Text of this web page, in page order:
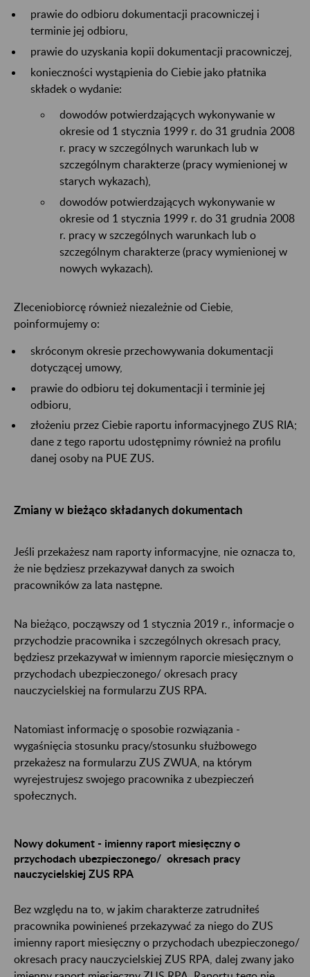
prawie do odbioru dokumentacji pracowniczej i
terminie jej odbioru,
prawie do uzyskania kopii dokumentacji pracowniczej,
konieczności wystąpienia do Ciebie jako płatnika
składek o wydanie:
dowodów potwierdzających wykonywanie w
okresie od 1 stycznia 1999 r. do 31 grudnia 2008
r. pracy w szczególnych warunkach lub w
szczególnym charakterze (pracy wymienionej w
starych wykazach),
dowodów potwierdzających wykonywanie w
okresie od 1 stycznia 1999 r. do 31 grudnia 2008
r. pracy w szczególnych warunkach lub o
szczególnym charakterze (pracy wymienionej w
nowych wykazach).
Zleceniobiorcę również niezależnie od Ciebie,
poinformujemy o:
skróconym okresie przechowywania dokumentacji
dotyczącej umowy,
prawie do odbioru tej dokumentacji i terminie jej
odbioru,
złożeniu przez Ciebie raportu informacyjnego ZUS RIA;
dane z tego raportu udostępnimy również na profilu
danej osoby na PUE ZUS.
Zmiany w bieżąco składanych dokumentach
Jeśli przekażesz nam raporty informacyjne, nie oznacza to,
że nie będziesz przekazywał danych za swoich
pracowników za lata następne.
Na bieżąco, począwszy od 1 stycznia 2019 r., informacje o
przychodzie pracownika i szczególnych okresach pracy,
będziesz przekazywał w imiennym raporcie miesięcznym o
przychodach ubezpieczonego/ okresach pracy
nauczycielskiej na formularzu ZUS RPA.
Natomiast informację o sposobie rozwiązania -
wygaśnięcia stosunku pracy/stosunku służbowego
przekażesz na formularzu ZUS ZWUA, na którym
wyrejestrujesz swojego pracownika z ubezpieczeń
społecznych.
Nowy dokument - imienny raport miesięczny o
przychodach ubezpieczonego/ okresach pracy
nauczycielskiej ZUS RPA
Bez względu na to, w jakim charakterze zatrudniłeś
pracownika powinieneś przekazywać za niego do ZUS
imienny raport miesięczny o przychodach ubezpieczonego/
okresach pracy nauczycielskiej ZUS RPA, dalej zwany jako